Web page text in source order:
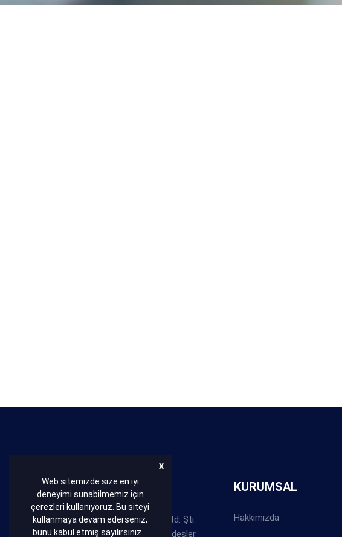
Web sitemizde size en iyi
deneyimi sunabilmemiz için
çerezleri kullanıyoruz. Bu siteyi
kullanmaya devam ederseniz,
bunu kabul etmiş sayılırsınız.
X
HAKKIMIZDA
Bakır Conta Balata San. Tic. Ltd. Şti.
Abdullah ve Behzat ABACI kardeşler
KURUMSAL
Hakkımızda